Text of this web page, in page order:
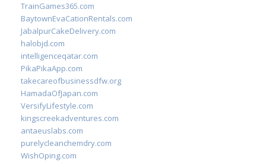
TrainGames365.com
BaytownEvaCationRentals.com
JabalpurCakeDelivery.com
halobjd.com
intelligenceqatar.com
PikaPikaApp.com
takecareofbusinessdfw.org
HamadaOfJapan.com
VersifyLifestyle.com
kingscreekadventures.com
antaeuslabs.com
purelycleanchemdry.com
WishOping.com